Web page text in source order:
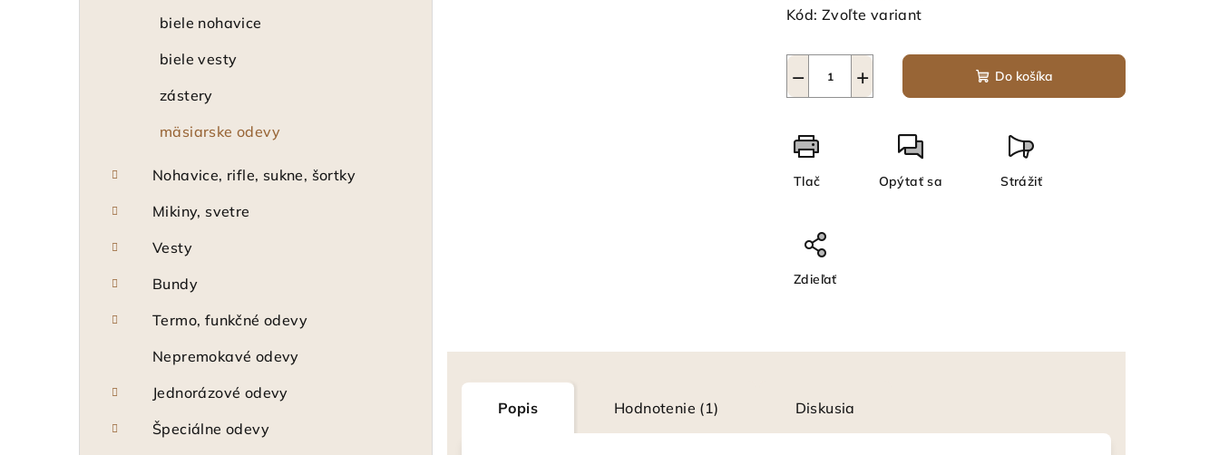
biele nohavice
biele vesty
zástery
mäsiarske odevy
Nohavice, rifle, sukne, šortky
Mikiny, svetre
Vesty
Bundy
Termo, funkčné odevy
Nepremokavé odevy
Jednorázové odevy
Špeciálne odevy
Kód: Zvoľte variant
+
− Do košíka
Tlač Opýtať sa Strážiť
Zdieľať
Popis Hodnotenie (1) Diskusia